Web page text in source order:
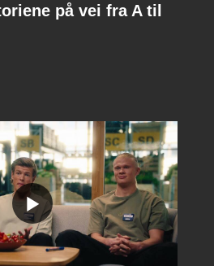
på vei fra A til